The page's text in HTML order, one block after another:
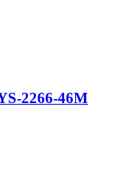
2266-46M